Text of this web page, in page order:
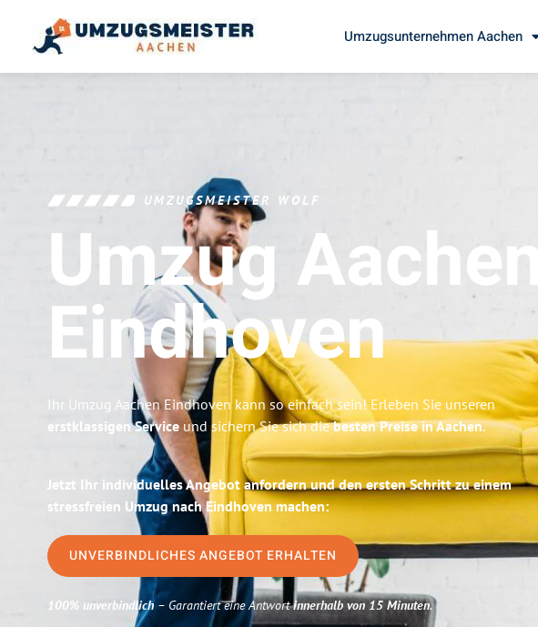
Umzugsunternehmen Aachen
UMZUGSMEISTER WOLF
Umzug Aachen
Eindhoven
Ihr Umzug Aachen Eindhoven kann so einfach sein! Erleben Sie unseren
erstklassigen Service und sichern Sie sich diebesten Preise in Aachen.
Jetzt Ihr individuelles Angebot anfordern und den ersten Schritt zu einem
stressfreien Umzug nach Eindhoven machen:
UNVERBINDLICHES ANGEBOT ERHALTEN
100% unverbindlich– Garantiert eine Antwortinnerhalb von 15 Minuten.